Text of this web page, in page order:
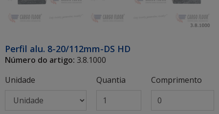
Perfil alu. 8-20/112mm-DS HD
Número do artigo: 3.8.1000
Unidade
Quantia Comprimento